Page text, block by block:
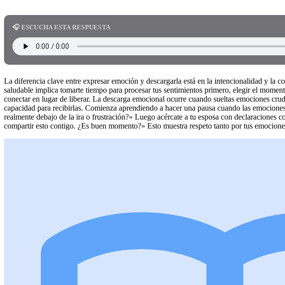
🎧 ESCUCHA ESTA RESPUESTA
La diferencia clave entre expresar emoción y descargarla está en la intencionalidad y la
saludable implica tomarte tiempo para procesar tus sentimientos primero, elegir el
conectar en lugar de liberar. La descarga emocional ocurre cuando sueltas emociones
capacidad para recibirlas. Comienza aprendiendo a hacer una pausa cuando las
realmente debajo de la ira o frustración?» Luego acércate a tu esposa con declaraciones
compartir esto contigo. ¿Es buen momento?» Esto muestra respeto tanto por tus